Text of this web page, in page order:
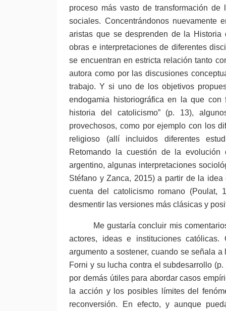
proceso más vasto de transformación
sociales. Concentrándonos
aristas que se desprenden de la
obras e interpretaciones de diferentes
se encuentran en estricta relación tanto
autora como por las discusiones
trabajo. Y si uno de los objetivos
endogamia historiográfica en la que con
historia del catolicismo” (p. 13),
provechosos, como por ejemplo con los
religioso (allí incluidos diferentes
Retomando la cuestión de la
argentino, algunas interpretaciones
Stéfano y Zanca, 2015) a partir de la idea
cuenta del catolicismo romano
desmentir las versiones más clásicas y
Me gustaría concluir mis
actores, ideas e instituciones
argumento a sostener, cuando se señala
Forni y su lucha contra el subdesarrollo
por demás útiles para abordar casos
la acción y los posibles límites del
reconversión. En efecto, y aunque